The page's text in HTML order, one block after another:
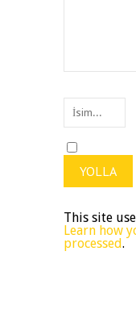
This site
Learn how
processed.